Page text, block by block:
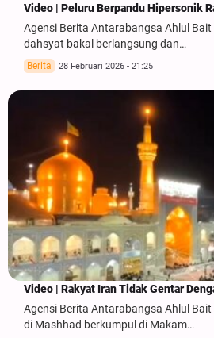
Video | Peluru Berpandu Hipersonik
Agensi Berita Antarabangsa Ahlul
dahsyat bakal berlangsung dan…
Berita 28 Februari 2026 - 21:25
Video | Rakyat Iran Tidak Gentar
Agensi Berita Antarabangsa Ahlul
di Mashhad berkumpul di Makam…